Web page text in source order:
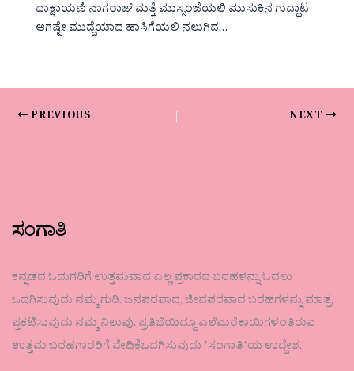
ದಾಕ್ಷಾಯಣಿ ನಾಗರಾಜ್ ಮತ್ತೆ ಮುಸ್ಸಂಜೆಯಲಿ ಮುಸುಕಿನ ಗುದ್ದಾಟ
ಆಗಷ್ಟೇ ಮುದ್ದೆಯಾದ ಹಾಸಿಗೆಯಲಿ ನಲುಗಿದ…
PREVIOUS NEXT
ಸಂಗಾತಿ
ಕನ್ನಡದ ಓದುಗರಿಗೆ ಉತ್ತಮವಾದ ಎಲ್ಲ ಪ್ರಕಾರದ ಬರಹಳನ್ನು ಓದಲು
ಒದಗಿಸುವುದು ನಮ್ಮ ಗುರಿ. ಜನಪರವಾದ, ಜೀವಪರವಾದ ಬರಹಗಳನ್ನು ಮಾತ್ರ
ಪ್ರಕಟಿಸುವುದು ನಮ್ಮ ನಿಲುವು. ಪ್ರತಿಭೆಯಿದ್ದೂ ಎಲೆಮರೆಕಾಯಿಗಳಂತಿರುವ
ಉತ್ತಮ ಬರಹಗಾರರಿಗೆ ವೇದಿಕೆಒದಗಿಸುವುದು ʼಸಂಗಾತಿʼಯ ಉದ್ದೇಶ.